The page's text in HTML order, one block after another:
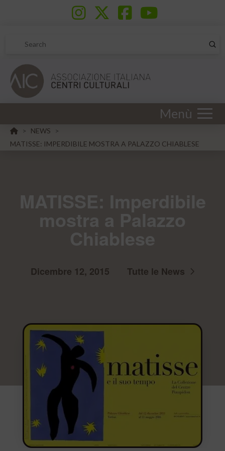
Search
Menù
HOME
> NEWS
>
MATISSE: IMPERDIBILE MOSTRA A PALAZZO CHIABLESE
Dicembre 12, 2015 Tutte le News